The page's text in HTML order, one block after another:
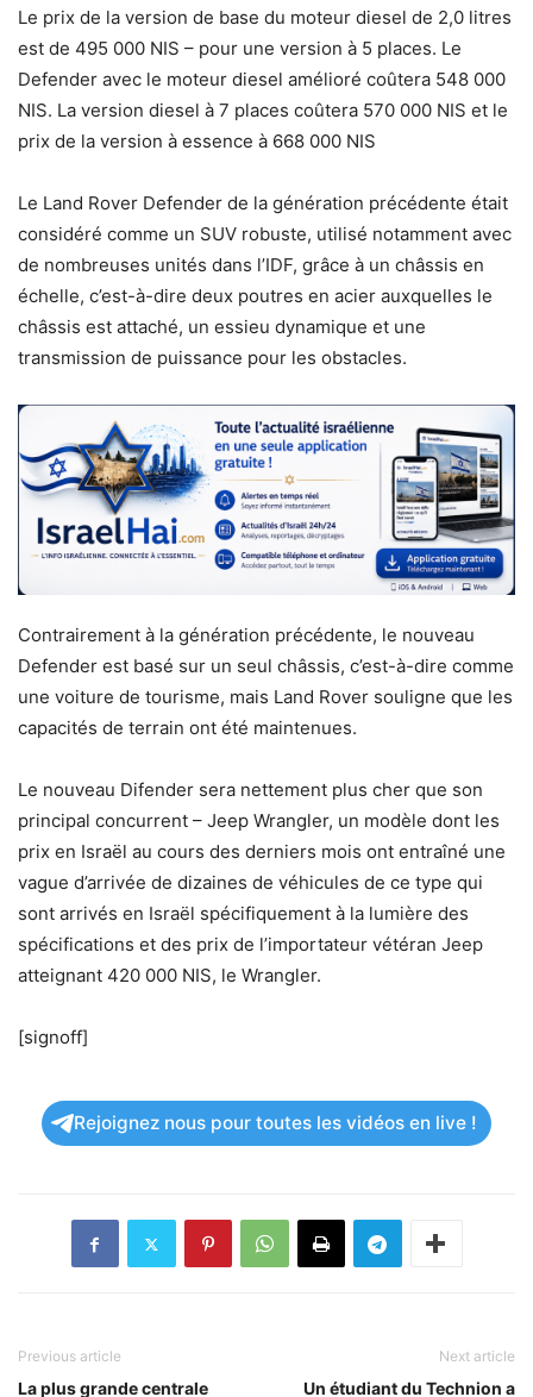
Le prix de la version de base du moteur diesel de 2,0 litres
est de 495 000 NIS – pour une version à 5 places. Le
Defender avec le moteur diesel amélioré coûtera 548 000
NIS. La version diesel à 7 places coûtera 570 000 NIS et le
prix de la version à essence à 668 000 NIS
Le Land Rover Defender de la génération précédente était
considéré comme un SUV robuste, utilisé notamment avec
de nombreuses unités dans l’IDF, grâce à un châssis en
échelle, c’est-à-dire deux poutres en acier auxquelles le
châssis est attaché, un essieu dynamique et une
transmission de puissance pour les obstacles.
Contrairement à la génération précédente, le nouveau
Defender est basé sur un seul châssis, c’est-à-dire comme
une voiture de tourisme, mais Land Rover souligne que les
capacités de terrain ont été maintenues.
Le nouveau Difender sera nettement plus cher que son
principal concurrent – Jeep Wrangler, un modèle dont les
prix en Israël au cours des derniers mois ont entraîné une
vague d’arrivée de dizaines de véhicules de ce type qui
sont arrivés en Israël spécifiquement à la lumière des
spécifications et des prix de l’importateur vétéran Jeep
atteignant 420 000 NIS, le Wrangler.
[signoff]
Rejoignez nous pour toutes les vidéos en live !
Previous article
La plus grande centrale
Next article
Un étudiant du Technion a